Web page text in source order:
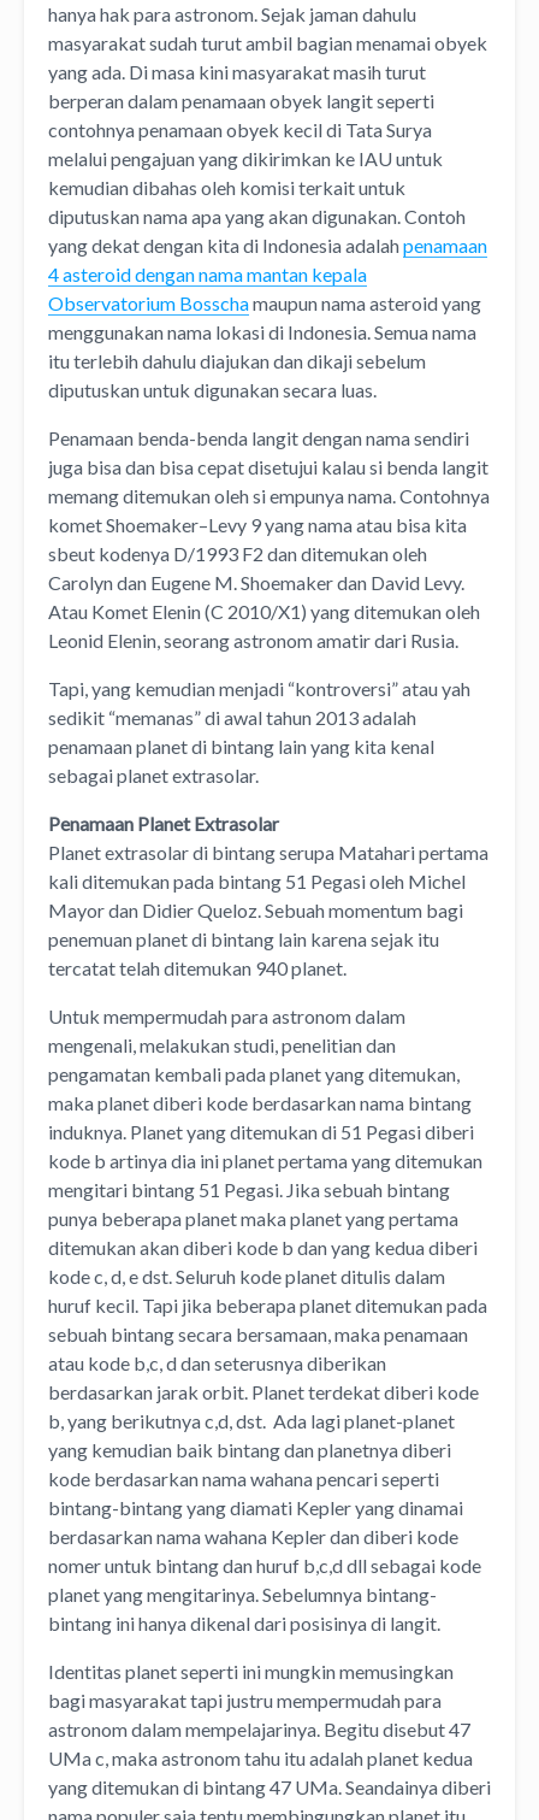
hanya hak para astronom. Sejak jaman dahulu
masyarakat sudah turut ambil bagian menamai obyek
yang ada. Di masa kini masyarakat masih turut
berperan dalam penamaan obyek langit seperti
contohnya penamaan obyek kecil di Tata Surya
melalui pengajuan yang dikirimkan ke IAU untuk
kemudian dibahas oleh komisi terkait untuk
diputuskan nama apa yang akan digunakan. Contoh
yang dekat dengan kita di Indonesia adalahpenamaan
4 asteroid dengan nama mantan kepala
Observatorium Bosschamaupun nama asteroid yang
menggunakan nama lokasi di Indonesia. Semua nama
itu terlebih dahulu diajukan dan dikaji sebelum
diputuskan untuk digunakan secara luas.
Penamaan benda-benda langit dengan nama sendiri
juga bisa dan bisa cepat disetujui kalau si benda langit
memang ditemukan oleh si empunya nama. Contohnya
komet Shoemaker–Levy 9 yang nama atau bisa kita
sbeut kodenya D/1993 F2 dan ditemukan oleh
Carolyn dan Eugene M. Shoemaker dan David Levy.
Atau Komet Elenin (C 2010/X1) yang ditemukan oleh
Leonid Elenin, seorang astronom amatir dari Rusia.
Tapi, yang kemudian menjadi “kontroversi” atau yah
sedikit “memanas” di awal tahun 2013 adalah
penamaan planet di bintang lain yang kita kenal
sebagai planet extrasolar.
Penamaan Planet Extrasolar
Planet extrasolar di bintang serupa Matahari pertama
kali ditemukan pada bintang 51 Pegasi oleh Michel
Mayor dan Didier Queloz. Sebuah momentum bagi
penemuan planet di bintang lain karena sejak itu
tercatat telah ditemukan 940 planet.
Untuk mempermudah para astronom dalam
mengenali, melakukan studi, penelitian dan
pengamatan kembali pada planet yang ditemukan,
maka planet diberi kode berdasarkan nama bintang
induknya. Planet yang ditemukan di 51 Pegasi diberi
kode b artinya dia ini planet pertama yang ditemukan
mengitari bintang 51 Pegasi. Jika sebuah bintang
punya beberapa planet maka planet yang pertama
ditemukan akan diberi kode b dan yang kedua diberi
kode c, d, e dst. Seluruh kode planet ditulis dalam
huruf kecil. Tapi jika beberapa planet ditemukan pada
sebuah bintang secara bersamaan, maka penamaan
atau kode b,c, d dan seterusnya diberikan
berdasarkan jarak orbit. Planet terdekat diberi kode
b, yang berikutnya c,d, dst. Ada lagi planet-planet
yang kemudian baik bintang dan planetnya diberi
kode berdasarkan nama wahana pencari seperti
bintang-bintang yang diamati Kepler yang dinamai
berdasarkan nama wahana Kepler dan diberi kode
nomer untuk bintang dan huruf b,c,d dll sebagai kode
planet yang mengitarinya. Sebelumnya bintang-
bintang ini hanya dikenal dari posisinya di langit.
Identitas planet seperti ini mungkin memusingkan
bagi masyarakat tapi justru mempermudah para
astronom dalam mempelajarinya. Begitu disebut 47
UMa c, maka astronom tahu itu adalah planet kedua
yang ditemukan di bintang 47 UMa. Seandainya diberi